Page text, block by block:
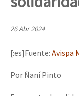
México
Latinoamérica
La Sexta
Dia 3 do Encontro
Dia 2 do Encontro
26 Abr 2024
[:es]Fuente: Avispa
Por Ñaní Pinto